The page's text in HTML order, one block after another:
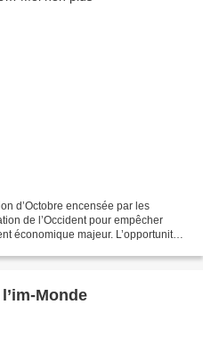
d’Octobre encensée par les
de l’Occident pour empêcher
économique majeur. L’opportunité
Monde